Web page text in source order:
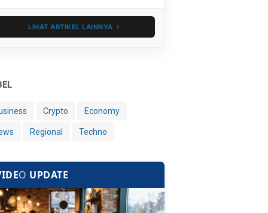
LIHAT ARTIKEL LAINNYA
Crypto Economy
Regional Techno
O UPDATE